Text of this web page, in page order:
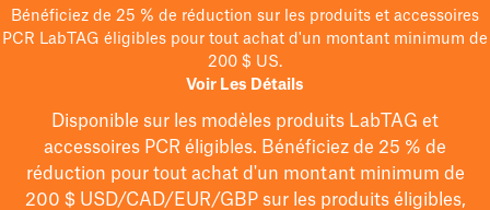
Bénéficiez de 25 % de réduction sur les produits et accessoires
PCR LabTAG éligibles pour tout achat d'un montant minimum de
200 $ US.
Voir Les Détails
Disponible sur les modèles produits LabTAG et
accessoires PCR éligibles. Bénéficiez de 25 % de
réduction pour tout achat d'un montant minimum de
200 $USD/CAD/EUR/GBPsur les produits éligibles,